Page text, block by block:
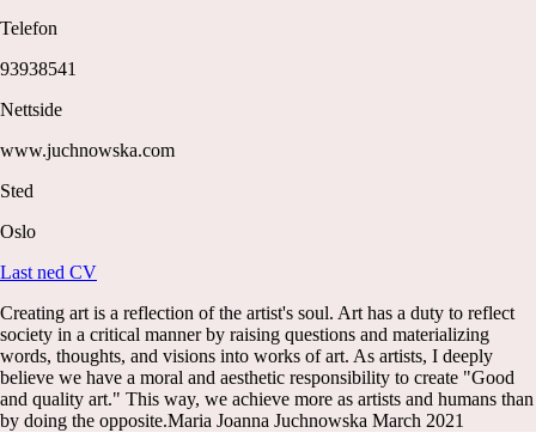
Telefon
93938541
Nettside
www.juchnowska.com
Sted
Oslo
Last ned CV
Creating art is a reflection of the artist's soul. Art has a duty to reflect
society in a critical manner by raising questions and materializing
words, thoughts, and visions into works of art. As artists, I deeply
believe we have a moral and aesthetic responsibility to create "Good
and quality art." This way, we achieve more as artists and humans than
by doing the opposite. ​Maria Joanna Juchnowska March 2021